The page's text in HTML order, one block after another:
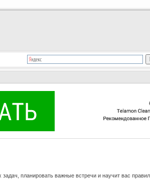
планировать важные встречи и научит вас